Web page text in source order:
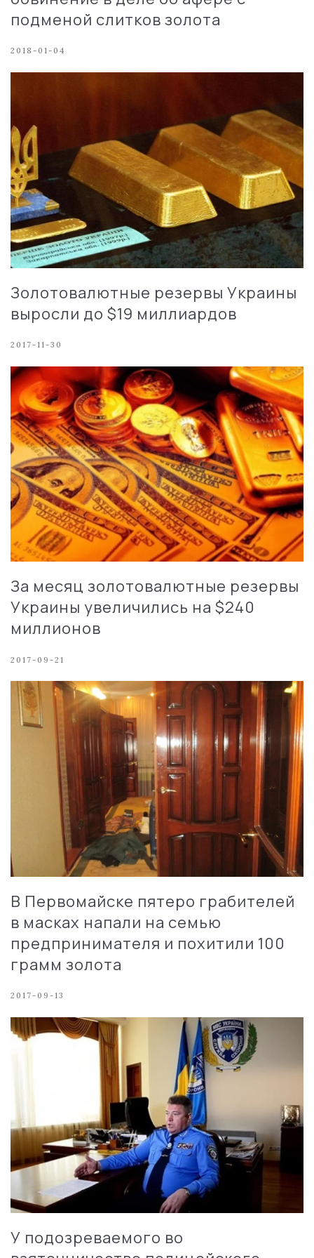
подменой слитков золота
2018-01-04
Золотовалютные резервы Украины
выросли до $19 миллиардов
2017-11-30
За месяц золотовалютные резервы
Украины увеличились на $240
миллионов
2017-09-21
В Первомайске пятеро грабителей
в масках напали на семью
предпринимателя и похитили 100
грамм золота
2017-09-13
У подозреваемого во